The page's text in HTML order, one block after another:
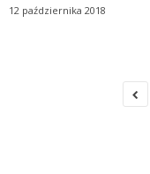
12 października 2018